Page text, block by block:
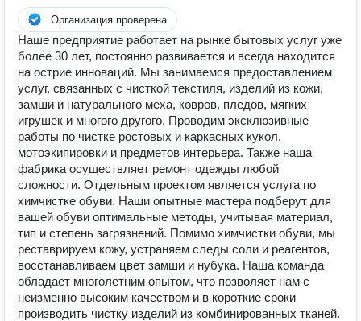
Организация проверена
Наше предприятие работает на рынке бытовых услуг уже
более 30 лет, постоянно развивается и всегда находится
на острие инноваций. Мы занимаемся предоставлением
услуг, связанных с чисткой текстиля, изделий из кожи,
замши и натурального меха, ковров, пледов, мягких
игрушек и многого другого. Проводим эксклюзивные
работы по чистке ростовых и каркасных кукол,
мотоэкипировки и предметов интерьера. Также наша
фабрика осуществляет ремонт одежды любой
сложности. Отдельным проектом является услуга по
химчистке обуви. Наши опытные мастера подберут для
вашей обуви оптимальные методы, учитывая материал,
тип и степень загрязнений. Помимо химчистки обуви, мы
реставрируем кожу, устраняем следы соли и реагентов,
восстанавливаем цвет замши и нубука. Наша команда
обладает многолетним опытом, что позволяет нам с
неизменно высоким качеством и в короткие сроки
производить чистку изделий из комбинированных тканей.